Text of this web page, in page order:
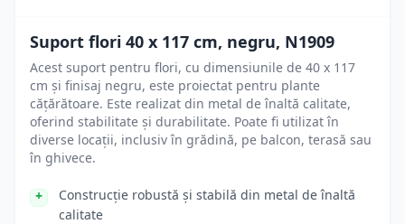
Suport flori 40 x 117 cm, negru, N1909
Acest suport pentru flori, cu dimensiunile de 40 x 117
cm și finisaj negru, este proiectat pentru plante
cățărătoare. Este realizat din metal de înaltă calitate,
oferind stabilitate și durabilitate. Poate fi utilizat în
diverse locații, inclusiv în grădină, pe balcon, terasă sau
în ghivece.
Construcție robustă și stabilă din metal de înaltă
calitate